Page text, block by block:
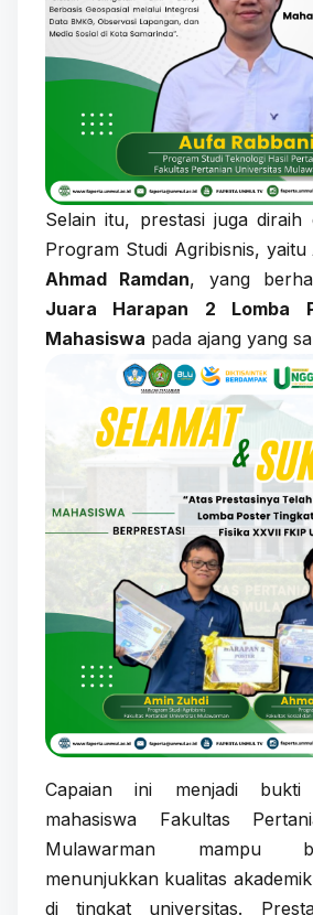
Selain itu, prestasi juga diraih
Program Studi Agribisnis, yaitu
Ahmad Ramdan, yang
Juara Harapan 2 Lomba
Mahasiswa pada ajang yang
Capaian ini menjadi
mahasiswa Fakultas
Mulawarman mampu
menunjukkan kualitas
di tingkat universitas.